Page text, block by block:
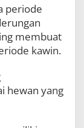
periode
membuat
kawin.
hewan yang